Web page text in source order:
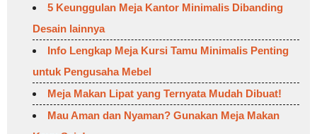
5 Keunggulan Meja Kantor Minimalis Dibanding
Desain lainnya
Info Lengkap Meja Kursi Tamu Minimalis Penting
untuk Pengusaha Mebel
Meja Makan Lipat yang Ternyata Mudah Dibuat!
Mau Aman dan Nyaman? Gunakan Meja Makan